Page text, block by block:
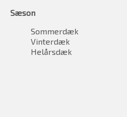
Sæson
Sommerdæk
Vinterdæk
Helårsdæk